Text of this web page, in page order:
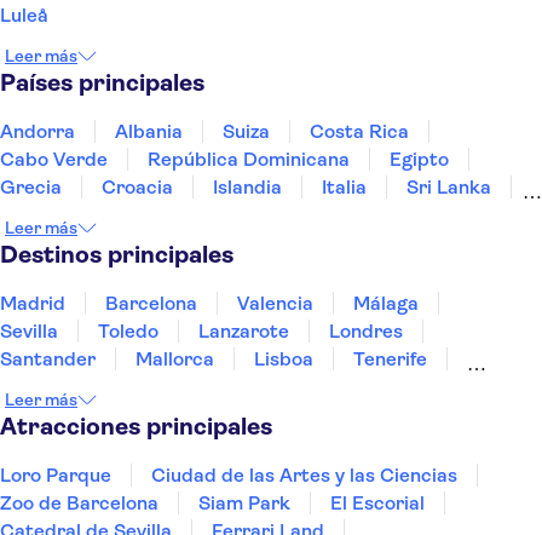
Luleå
Leer más
Países principales
Andorra Albania Suiza
Costa Rica
Cabo Verde
República Dominicana
Egipto
Grecia
Croacia Islandia Italia
Sri Lanka
Portugal
Tailandia
Leer más
Destinos principales
Madrid Barcelona Valencia
Málaga
Sevilla
Toledo Lanzarote
Londres
Santander
Mallorca Lisboa
Tenerife
Bilbao
Menorca Granada
Leer más
Atracciones principales
Loro Parque
Ciudad de las Artes y las Ciencias
Zoo de Barcelona
Siam Park
El Escorial